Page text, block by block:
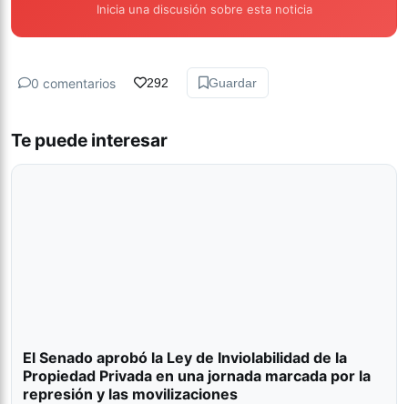
Inicia una discusión sobre esta noticia
0 comentarios 292 Guardar
Te puede interesar
El Senado aprobó la Ley de Inviolabilidad de la
Propiedad Privada en una jornada marcada por la
represión y las movilizaciones